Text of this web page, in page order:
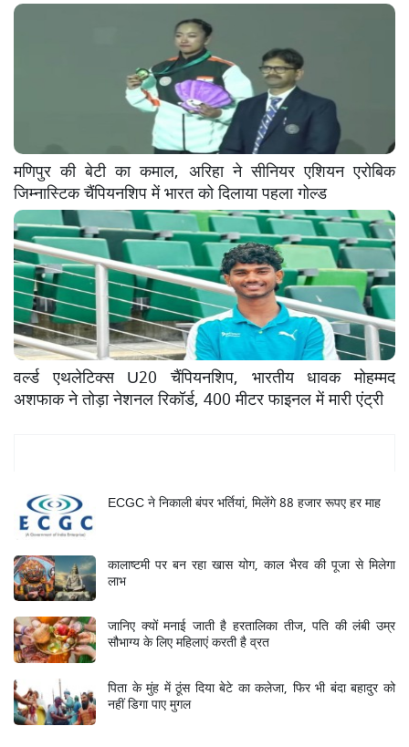
मणिपुर की बेटी का कमाल, अरिहा ने सीनियर एशियन एरोबिक
जिम्नास्टिक चैंपियनशिप में भारत को दिलाया पहला गोल्ड
वर्ल्ड एथलेटिक्स U20 चैंपियनशिप, भारतीय धावक मोहम्मद
अशफाक ने तोड़ा नेशनल रिकॉर्ड, 400 मीटर फाइनल में मारी एंट्री
ECGC ने निकाली बंपर भर्तियां, मिलेंगे 88 हजार रूपए हर माह
कालाष्टमी पर बन रहा खास योग, काल भैरव की पूजा से मिलेगा
लाभ
जानिए क्यों मनाई जाती है हरतालिका तीज, पति की लंबी उम्र
सौभाग्य के लिए महिलाएं करती है व्रत
पिता के मुंह में ठूंस दिया बेटे का कलेजा, फिर भी बंदा बहादुर को
नहीं डिगा पाए मुगल